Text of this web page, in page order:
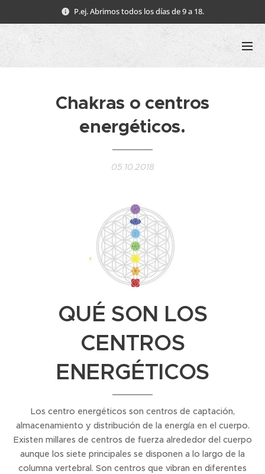
P.ej. Abrimos todos los días de 9 a 18.
Chakras o centros
energéticos.
05.10.2018
QUÉ SON LOS
CENTROS
ENERGÉTICOS
Los centro energéticos son centros de captación,
almacenamiento y distribución de la energía en el cuerpo.
Existen millares de centros de fuerza alrededor del cuerpo
aunque los siete principales se disponen a lo largo de la
columna vertebral. Son centros que vibran en diferentes